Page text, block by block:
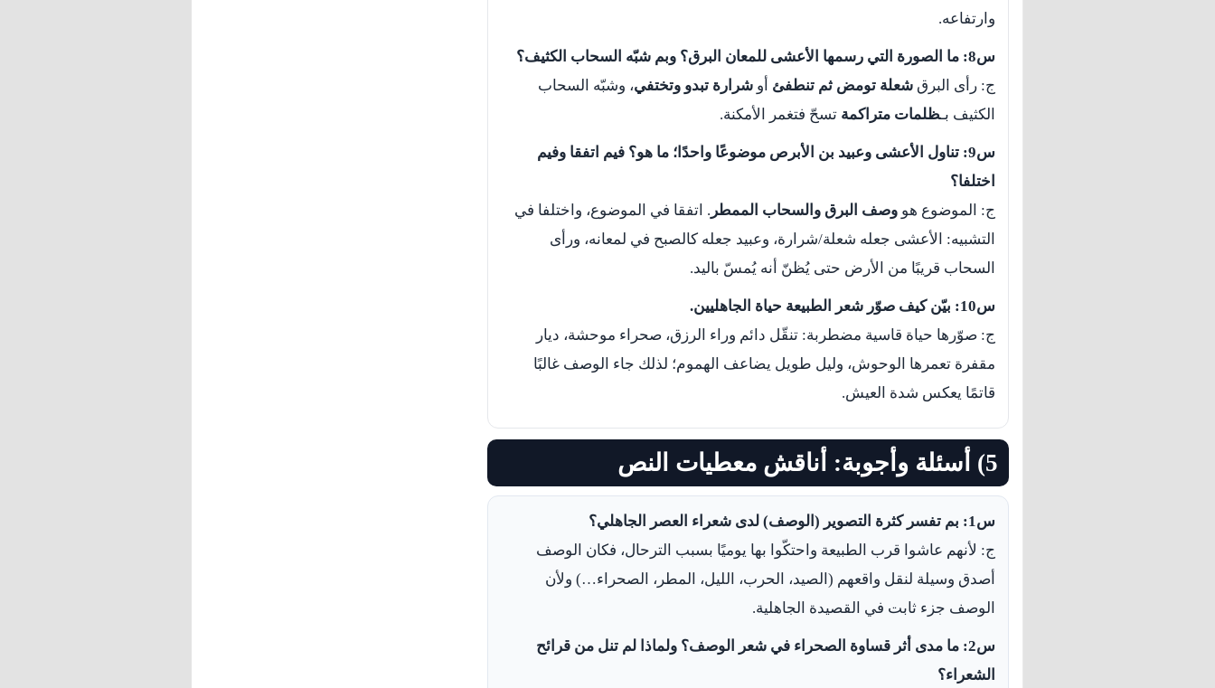
وارتفاعه.
س8: ما الصورة التي رسمها الأعشى للمعان البرق؟ وبم شبّه السحاب الكثيف؟
ج: رأى البرق شعلة تومض ثم تنطفئ أو شرارة تبدو وتختفي، وشبّه السحاب
الكثيف بـظلمات متراكمة تسحّ فتغمر الأمكنة.
س9: تناول الأعشى وعبيد بن الأبرص موضوعًا واحدًا؛ ما هو؟ فيم اتفقا وفيم
اختلفا؟
ج: الموضوع هو وصف البرق والسحاب الممطر . اتفقا في الموضوع، واختلفا في
التشبيه: الأعشى جعله شعلة/شرارة، وعبيد جعله كالصبح في لمعانه، ورأى
السحاب قريبًا من الأرض حتى يُظنّ أنه يُمسّ باليد.
س10: بيّن كيف صوّر شعر الطبيعة حياة الجاهليين.
ج: صوّرها حياة قاسية مضطربة: تنقّل دائم وراء الرزق، صحراء موحشة، ديار
مقفرة تعمرها الوحوش، وليل طويل يضاعف الهموم؛ لذلك جاء الوصف غالبًا
قاتمًا يعكس شدة العيش.
5) أسئلة وأجوبة: أناقش معطيات النص
س1: بم تفسر كثرة التصوير (الوصف) لدى شعراء العصر الجاهلي؟
ج: لأنهم عاشوا قرب الطبيعة واحتكّوا بها يوميًا بسبب الترحال، فكان الوصف
أصدق وسيلة لنقل واقعهم (الصيد، الحرب، الليل، المطر، الصحراء…) ولأن
الوصف جزء ثابت في القصيدة الجاهلية.
س2: ما مدى أثر قساوة الصحراء في شعر الوصف؟ ولماذا لم تنل من قرائح
الشعراء؟